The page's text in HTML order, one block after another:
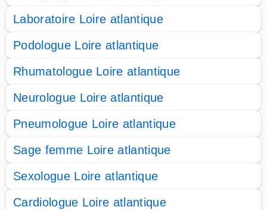
Laboratoire Loire atlantique
Podologue Loire atlantique
Rhumatologue Loire atlantique
Neurologue Loire atlantique
Pneumologue Loire atlantique
Sage femme Loire atlantique
Sexologue Loire atlantique
Cardiologue Loire atlantique